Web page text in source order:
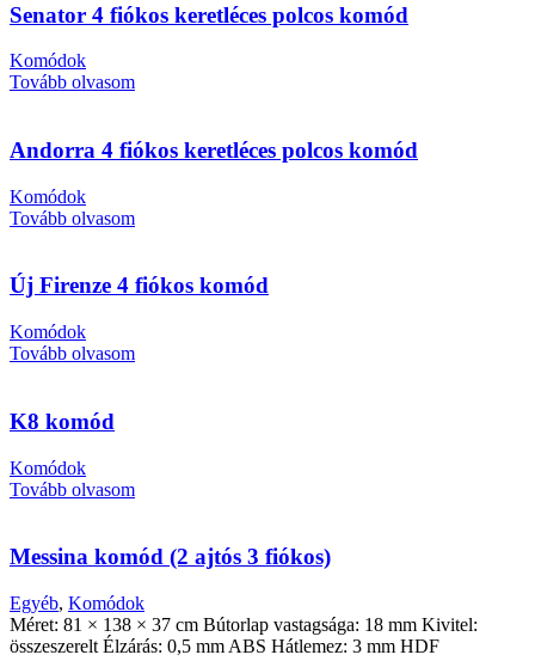
Senator 4 fiókos keretléces polcos komód
Komódok
Tovább olvasom
Andorra 4 fiókos keretléces polcos komód
Komódok
Tovább olvasom
Új Firenze 4 fiókos komód
Komódok
Tovább olvasom
K8 komód
Komódok
Tovább olvasom
Messina komód (2 ajtós 3 fiókos)
Egyéb, Komódok
Méret: 81 × 138 × 37 cm Bútorlap vastagsága: 18 mm Kivitel:
összeszerelt Élzárás: 0,5 mm ABS Hátlemez: 3 mm HDF